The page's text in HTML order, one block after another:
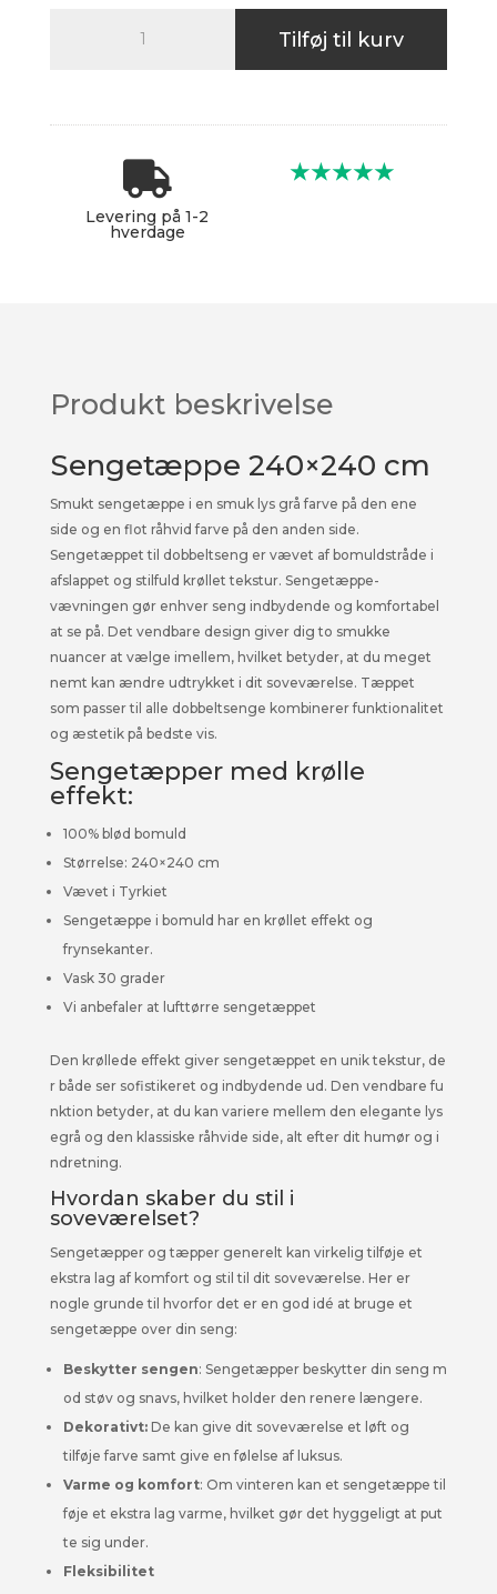
Tilføj til kurv

Levering på 1-2
hverdage
★★★★★
Produkt beskrivelse
Sengetæppe 240×240 cm
Smukt sengetæppe i en smuk lys grå farve på den ene
side og en flot råhvid farve på den anden side.
Sengetæppet til dobbeltseng er vævet af bomuldstråde i
afslappet og stilfuld krøllet tekstur. Sengetæppe-
vævningen gør enhver seng indbydende og komfortabel
at se på. Det vendbare design giver dig to smukke
nuancer at vælge imellem, hvilket betyder, at du meget
nemt kan ændre udtrykket i dit soveværelse. Tæppet
som passer til alle dobbeltsenge kombinerer funktionalitet
og æstetik på bedste vis.
Sengetæpper med krølle
effekt:
100% blød bomuld
Størrelse: 240×240 cm
Vævet i Tyrkiet
Sengetæppe i bomuld har en krøllet effekt og
frynsekanter.
Vask 30 grader
Vi anbefaler at lufttørre sengetæppet
Den krøllede effekt giver sengetæppet en unik tekstur, de
r både ser sofistikeret og indbydende ud. Den vendbare fu
nktion betyder, at du kan variere mellem den elegante lys
egrå og den klassiske råhvide side, alt efter dit humør og i
ndretning.
Hvordan skaber du stil i
soveværelset?
Sengetæpper og tæpper generelt kan virkelig tilføje et
ekstra lag af komfort og stil til dit soveværelse. Her er
nogle grunde til hvorfor det er en god idé at bruge et
sengetæppe over din seng:
Beskytter sengen: Sengetæpper beskytter din seng m
od støv og snavs, hvilket holder den renere længere.
Dekorativt:De kan give dit soveværelse et løft og
tilføje farve samt give en følelse af luksus.
Varme og komfort: Om vinteren kan et sengetæppe til
føje et ekstra lag varme, hvilket gør det hyggeligt at put
te sig under.
Fleksibilitet